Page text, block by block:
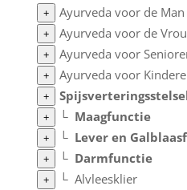
+ Ayurveda voor de Man
+ Ayurveda voor de
+ Ayurveda voor
+ Ayurveda voor
+
+ └ Maagfunctie
+ └ Lever en
+ └ Darmfunctie
+ └ Alvleesklier